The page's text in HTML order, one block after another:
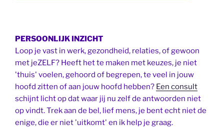
PERSOONLIJK INZICHT
Loop je vast in werk, gezondheid, relaties, of gewoon
met jeZELF? Heeft het te maken met keuzes, je niet
'thuis' voelen, gehoord of begrepen, te veel in jouw
hoofd zitten of aan jouw hoofd hebben? Een consult
schijnt licht op dat waar jij nu zelf de antwoorden niet
op vindt. Trek aan de bel, lief mens, je bent echt niet de
enige, die er niet 'uitkomt' en ik help je graag.